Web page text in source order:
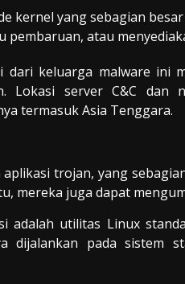
kernel yang sebagian
pembaruan, atau
dari keluarga malware ini
Lokasi server C&C dan
termasuk Asia Tenggara.
aplikasi trojan, yang
mereka juga dapat
adalah utilitas Linux
dijalankan pada sistem